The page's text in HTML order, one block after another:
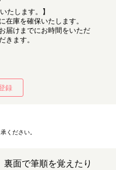
たします。】
在庫を確保いたします。
届けまでにお時間をいただ
きます。
録
ください。
面で筆順を覚えたり